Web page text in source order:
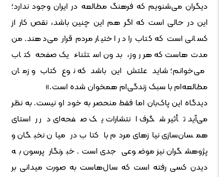
دیگران می‌شنویم که فرهنگ مطالعه در ایران وجود ندارد؛
این در حالی است که اگر هم این چنین باشد، نقص کار از
کسانی است که کتاب را در اختیار مردم قرار می‌دهند. من
مدت‌هاست که هر روز، بدون استثناء یک صفحه کتاب
می‌خوانم؛ شاید علتش این باشد که نوع کتاب و زمان
مطالعه‌ام با سبک زندگی‌ام همخوان شده است.»
دیدگاه این پاک‌بان اما فقط منحصر به خود او نیست. به نظر
می‌آید تأثیر شگرف انتشارات یک صفحه‌ای در راستای
همسان‌سازی نیازهای مردم با کتاب در میان نخبگان و
پژوهشگران نیز موضوعی جدی است. خبرنگار پرسون به
دیدن کسی رفته است که سال‌هاست به صورت میدانی بر